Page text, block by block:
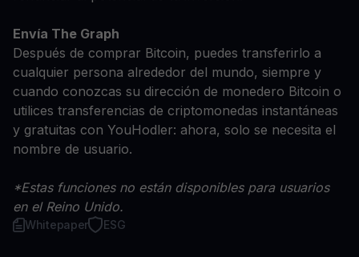
Envía The Graph
Después de comprar Bitcoin, puedes transferirlo a
cualquier persona alrededor del mundo, siempre y
cuando conozcas su dirección de monedero Bitcoin o
utilices transferencias de criptomonedas instantáneas
y gratuitas con YouHodler: ahora, solo se necesita el
nombre de usuario.
*Estas funciones no están disponibles para usuarios
en el Reino Unido.
Whitepaper ESG